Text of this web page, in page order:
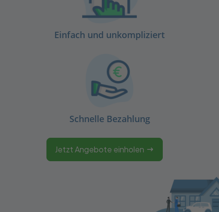
Einfach und unkompliziert
Schnelle Bezahlung
Jetzt Angebote einholen